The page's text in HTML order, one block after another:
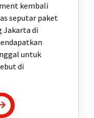
kembali
seputar paket
Jakarta di
untuk
di